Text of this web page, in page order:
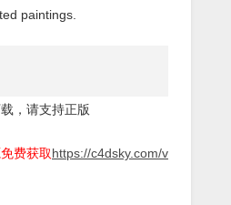
paintings.
，请支持正版
费获取https://c4dsky.com/v